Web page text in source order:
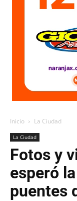
Inicio La Ciudad
La Ciudad
Fotos y
esperó
puentes